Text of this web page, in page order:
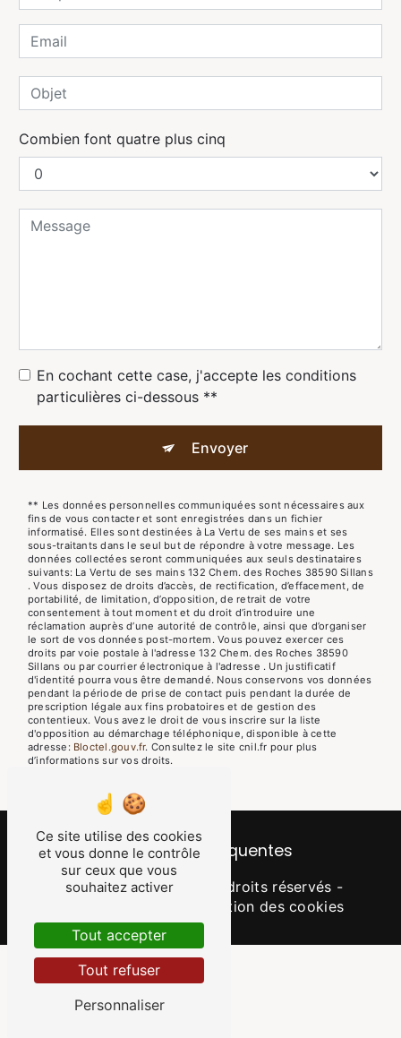
Combien font quatre plus cinq
En cochant cette case, j'accepte les conditions
particulières ci-dessous **
Envoyer
** Les données personnelles communiquées sont nécessaires aux
fins de vous contacter et sont enregistrées dans un fichier
informatisé. Elles sont destinées à La Vertu de ses mains et ses
sous-traitants dans le seul but de répondre à votre message. Les
données collectées seront communiquées aux seuls destinataires
suivants: La Vertu de ses mains 132 Chem. des Roches 38590 Sillans
. Vous disposez de droits d’accès, de rectification, d’effacement, de
portabilité, de limitation, d’opposition, de retrait de votre
consentement à tout moment et du droit d’introduire une
réclamation auprès d’une autorité de contrôle, ainsi que d’organiser
le sort de vos données post-mortem. Vous pouvez exercer ces
droits par voie postale à l'adresse 132 Chem. des Roches 38590
Sillans ou par courrier électronique à l'adresse . Un justificatif
d'identité pourra vous être demandé. Nous conservons vos données
pendant la période de prise de contact puis pendant la durée de
prescription légale aux fins probatoires et de gestion des
contentieux. Vous avez le droit de vous inscrire sur la liste
d'opposition au démarchage téléphonique, disponible à cette
adresse:
Bloctel.gouv.fr. Consultez le site cnil.fr pour plus
d’informations sur vos droits.
Recherches fréquentes
©Vistalid- 2026 - Tous droits réservés -
Gestion des cookies
Ce site utilise des cookies
et vous donne le contrôle
sur ceux que vous
souhaitez activer
Tout accepter
Tout refuser
Personnaliser